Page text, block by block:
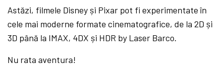
Astăzi, filmele Disney și Pixar pot fi experimentate în
cele mai moderne formate cinematografice, de la 2D și
3D până la IMAX, 4DX și HDR by Laser Barco.
Nu rata aventura!